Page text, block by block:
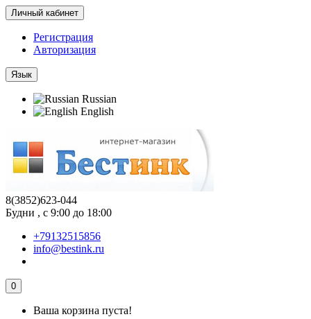
Личный кабинет
Регистрация
Авторизация
Язык
Russian
English
8(3852)623-044
Будни , с 9:00 до 18:00
+79132515856
info@bestink.ru
0
Ваша корзина пуста!